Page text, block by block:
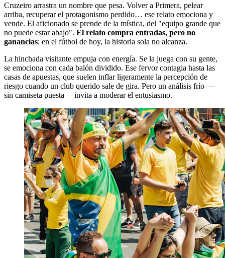
Cruzeiro arrastra un nombre que pesa. Volver a Primera, pelear
arriba, recuperar el protagonismo perdido… ese relato emociona y
vende. El aficionado se prende de la mística, del "equipo grande que
no puede estar abajo". El relato compra entradas, pero no
ganancias; en el fútbol de hoy, la historia sola no alcanza.
La hinchada visitante empuja con energía. Se la juega con su gente,
se emociona con cada balón dividido. Ese fervor contagia hasta las
casas de apuestas, que suelen inflar ligeramente la percepción de
riesgo cuando un club querido sale de gira. Pero un análisis frío —
sin camiseta puesta— invita a moderar el entusiasmo.